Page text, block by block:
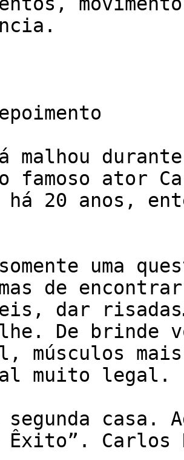
famoso ator
há 20 anos,
de
dar
De brinde
músculos
muito legal.
Êxito”. Carlos